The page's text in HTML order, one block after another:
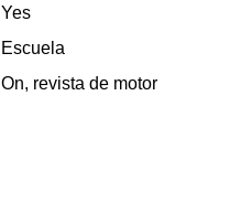
Yes
Escuela
On, revista de motor